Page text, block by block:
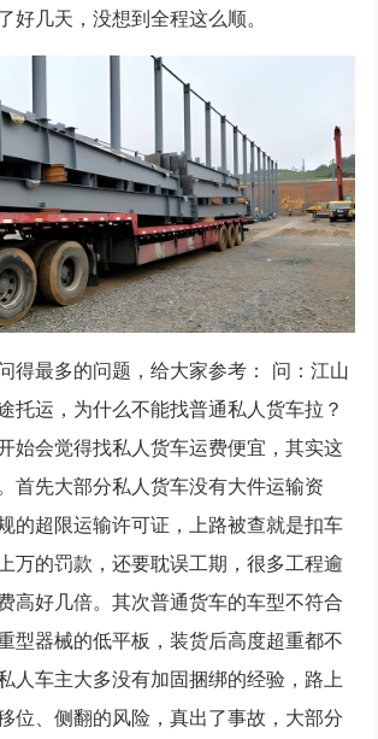
好几天，没想到全程这么顺。
得最多的问题，给大家参考： 问：江山
托运，为什么不能找普通私人货车拉？
始会觉得找私人货车运费便宜，其实这
首先大部分私人货车没有大件运输资
的超限运输许可证，上路被查就是扣车
万的罚款，还要耽误工期，很多工程逾
高好几倍。其次普通货车的车型不符合
型器械的低平板，装货后高度超重都不
人车主大多没有加固捆绑的经验，路上
位、侧翻的风险，真出了事故，大部分